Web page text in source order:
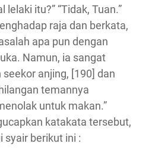
itu?” “Tidak, Tuan.”
raja dan berkata,
apa pun dengan
Namun, ia sangat
seekor anjing, [190] dan
temannya
untuk makan.”
katakata tersebut,
syair berikut ini :